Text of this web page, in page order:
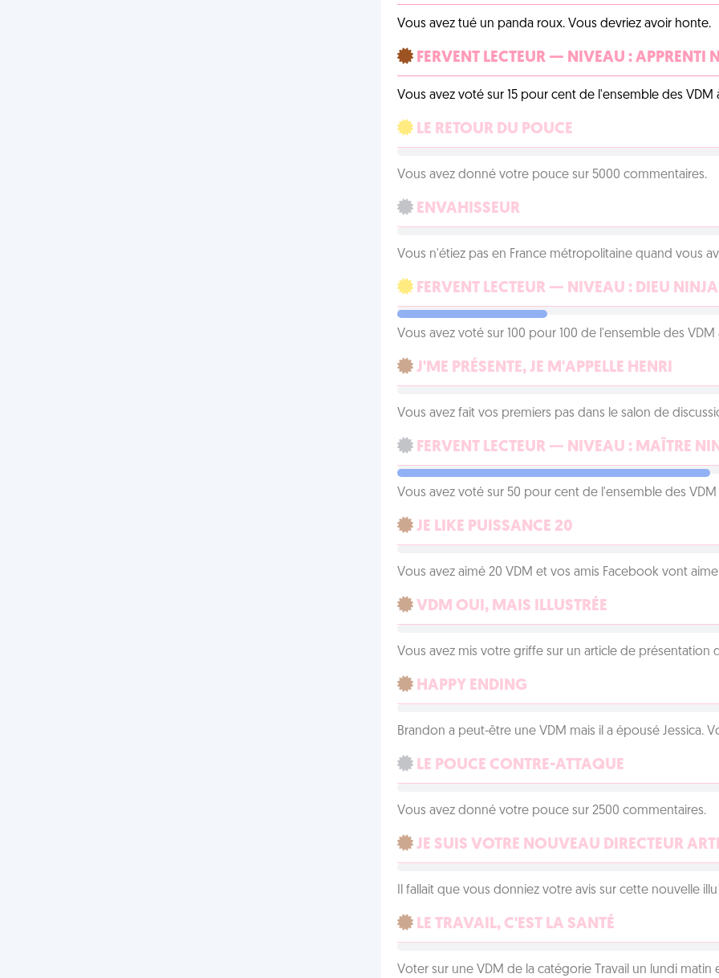
Vous avez tué un panda roux. Vous devriez avoir honte.
FERVENT LECTEUR — NIVEAU : APPRENTI
Vous avez voté sur 15 pour cent de l'ensemble des VDM
LE RETOUR DU POUCE
Vous avez donné votre pouce sur 5000 commentaires.
ENVAHISSEUR
Vous n'étiez pas en France métropolitaine quand vous
FERVENT LECTEUR — NIVEAU : DIEU NINJA
Vous avez voté sur 100 pour 100 de l'ensemble des VDM
J'ME PRÉSENTE, JE M'APPELLE HENRI
Vous avez fait vos premiers pas dans le salon de
FERVENT LECTEUR — NIVEAU : MAÎTRE
Vous avez voté sur 50 pour cent de l'ensemble des VDM
JE LIKE PUISSANCE 20
Vous avez aimé 20 VDM et vos amis Facebook vont
VDM OUI, MAIS ILLUSTRÉE
Vous avez mis votre griffe sur un article de présentation
HAPPY ENDING
Brandon a peut-être une VDM mais il a épousé Jessica.
LE POUCE CONTRE-ATTAQUE
Vous avez donné votre pouce sur 2500 commentaires.
JE SUIS VOTRE NOUVEAU DIRECTEUR
Il fallait que vous donniez votre avis sur cette nouvelle
LE TRAVAIL, C'EST LA SANTÉ
Voter sur une VDM de la catégorie Travail un lundi matin